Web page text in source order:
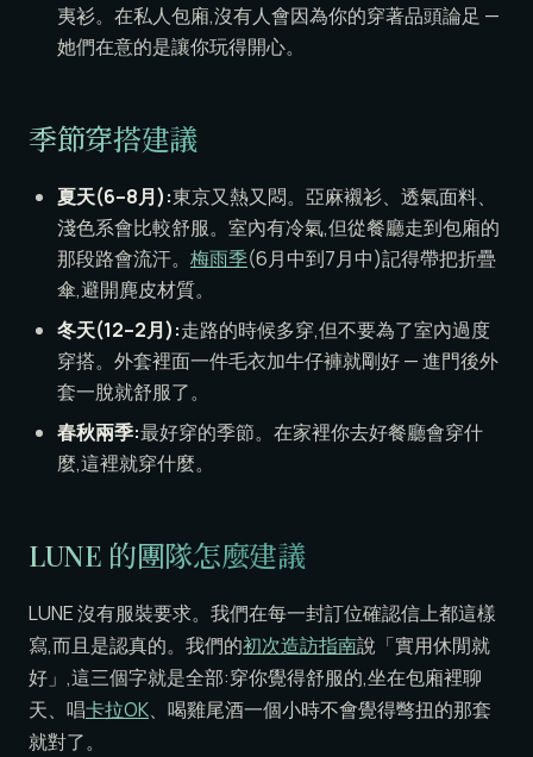
夷衫。在私人包廂,沒有人會因為你的穿著品頭論足 —
她們在意的是讓你玩得開心。
季節穿搭建議
夏天(6–8月):東京又熱又悶。亞麻襯衫、透氣面料、
淺色系會比較舒服。室內有冷氣,但從餐廳走到包廂的
那段路會流汗。 梅雨季(6月中到7月中)記得帶把折疊
傘,避開麂皮材質。
冬天(12–2月):走路的時候多穿,但不要為了室內過度
穿搭。外套裡面一件毛衣加牛仔褲就剛好 — 進門後外
套一脫就舒服了。
春秋兩季:最好穿的季節。在家裡你去好餐廳會穿什
麼,這裡就穿什麼。
LUNE 的團隊怎麼建議
LUNE 沒有服裝要求。我們在每一封訂位確認信上都這樣
寫,而且是認真的。我們的初次造訪指南說「實用休閒就
好」,這三個字就是全部:穿你覺得舒服的,坐在包廂裡聊
天、唱卡拉OK、喝雞尾酒一個小時不會覺得彆扭的那套
就對了。